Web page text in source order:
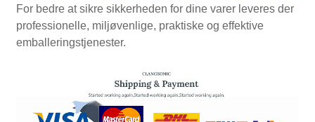
For bedre at sikre sikkerheden for dine varer leveres der
professionelle, miljøvenlige, praktiske og effektive
emballeringstjenester.